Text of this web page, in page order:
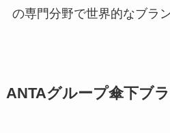
の専門分野で世界的なブラ
ANTAグループ傘下ブ